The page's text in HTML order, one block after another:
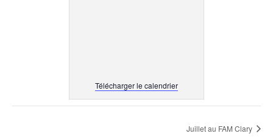
Télécharger le calendrier
Juillet au FAM Clary